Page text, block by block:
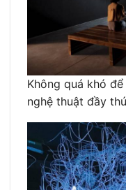
Không quá khó
nghệ thuật đầy